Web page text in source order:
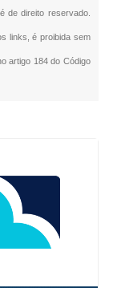
de direito reservado.
links, é proibida sem
artigo 184 do Código